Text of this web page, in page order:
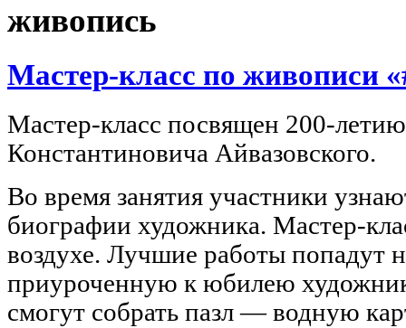
живопись
Мастер-класс по живописи
Мастер-класс посвящен 200-
Константиновича Айвазовского.
Во время занятия участники
биографии художника. Мастер-
воздухе. Лучшие работы попадут
приуроченную к юбилею
смогут собрать пазл — водную